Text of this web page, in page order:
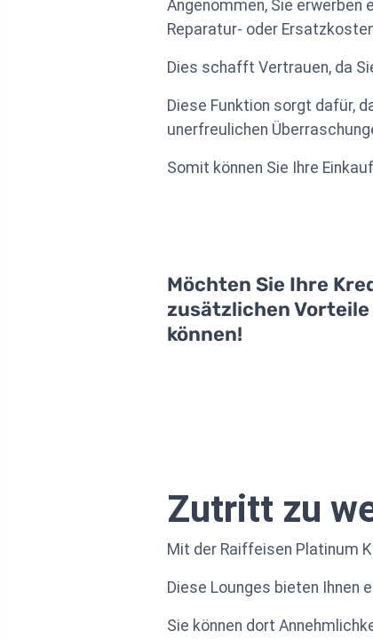
Angenommen, Sie erwerben
Reparatur- oder
Dies schafft Vertrauen, da
Diese Funktion sorgt dafür,
unerfreulichen
Somit können Sie Ihre
Möchten Sie Ihre
zusätzlichen
können!
Zutritt zu
Mit der Raiffeisen Platinum
Diese Lounges bieten Ihnen
Sie können dort